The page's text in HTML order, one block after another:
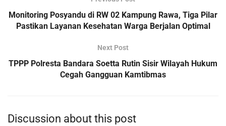
Monitoring Posyandu di RW 02 Kampung Rawa, Tiga Pilar
Pastikan Layanan Kesehatan Warga Berjalan Optimal
Next Post
TPPP Polresta Bandara Soetta Rutin Sisir Wilayah Hukum
Cegah Gangguan Kamtibmas
Discussion about this post